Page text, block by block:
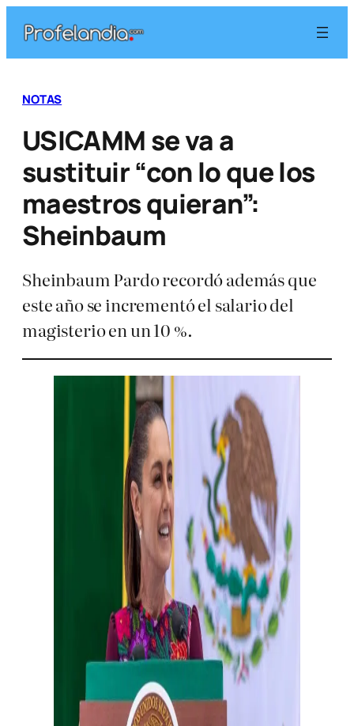
contenido
NOTAS
USICAMM se va a
sustituir “con lo que los
maestros quieran”:
Sheinbaum
Sheinbaum Pardo recordó además que
este año se incrementó el salario del
magisterio en un 10 %.